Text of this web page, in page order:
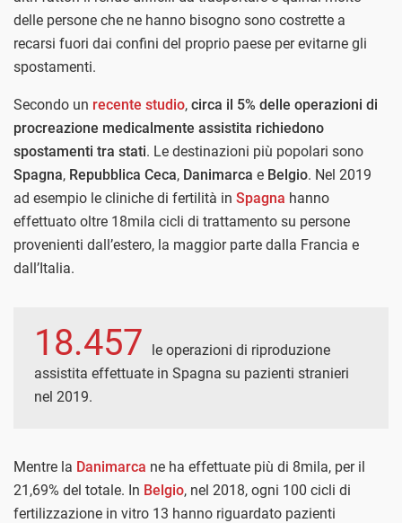
delle persone che ne hanno bisogno sono costrette a
recarsi fuori dai confini del proprio paese per evitarne gli
spostamenti.
Secondo un recente studio, circa il 5% delle operazioni di
procreazione medicalmente assistita richiedono
spostamenti tra stati. Le destinazioni più popolari sono
Spagna, Repubblica Ceca, Danimarca e Belgio. Nel 2019
ad esempio le cliniche di fertilità in Spagna hanno
effettuato oltre 18mila cicli di trattamento su persone
provenienti dall’estero, la maggior parte dalla Francia e
dall’Italia.
18.457
le operazioni di riproduzione
assistita effettuate in Spagna su pazienti stranieri
nel 2019.
Mentre la Danimarca ne ha effettuate più di 8mila, per il
21,69% del totale. In Belgio, nel 2018, ogni 100 cicli di
fertilizzazione in vitro 13 hanno riguardato pazienti